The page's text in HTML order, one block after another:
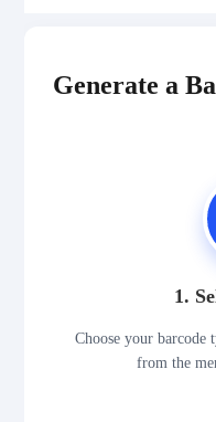
Generate a
1.
Choose your barcode
from the